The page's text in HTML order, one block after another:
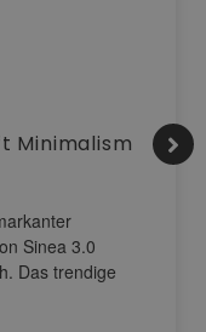
Minimalism
Sinea 3.0
Das trendige